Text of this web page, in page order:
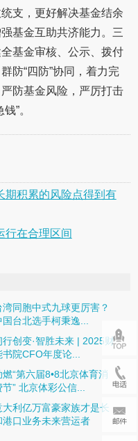
支，更好解决基金结余
基金互助共济能力。三
基金审核、公示、拨付
防“四防”协同，着力完
防基金风险，严厉打击
”。
期积累的风险点得到有
行在合理区间
湾同胞中式九球更厉害？
国台北选手柯秉逸...
行创变·智胜未来 | 2025财
书院CFO年度论...
燃“第六届8•8北京体育消
节” 北京体彩公信...
大利亿万富豪家族才是长
港口业务未来营运者